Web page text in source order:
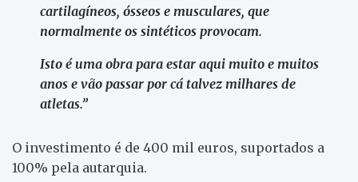
cartilagíneos, ósseos e musculares, que
normalmente os sintéticos provocam.
Isto é uma obra para estar aqui muito e muitos
anos e vão passar por cá talvez milhares de
atletas.”
O investimento é de 400 mil euros, suportados a
100% pela autarquia.